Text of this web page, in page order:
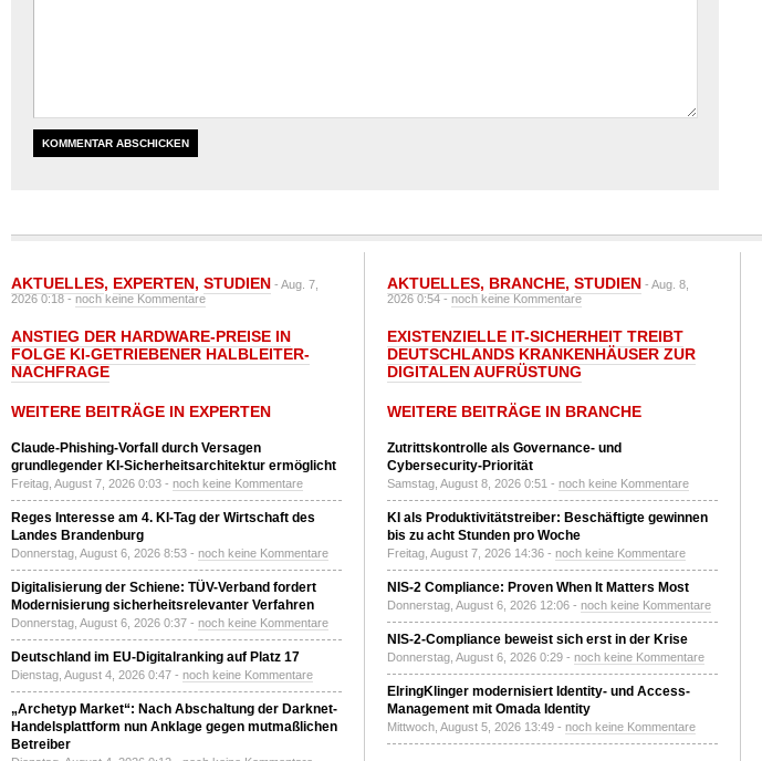
AKTUELLES, EXPERTEN, STUDIEN - Aug. 7,
2026 0:18 -noch keine Kommentare
ANSTIEG DER HARDWARE-PREISE IN
FOLGE KI-GETRIEBENER HALBLEITER-
NACHFRAGE
WEITERE BEITRÄGE IN EXPERTEN
Claude-Phishing-Vorfall durch Versagen
grundlegender KI-Sicherheitsarchitektur ermöglicht
Freitag, August 7, 2026 0:03 - noch keine Kommentare
Reges Interesse am 4. KI-Tag der Wirtschaft des
Landes Brandenburg
Donnerstag, August 6, 2026 8:53 - noch keine Kommentare
Digitalisierung der Schiene: TÜV-Verband fordert
Modernisierung sicherheitsrelevanter Verfahren
Donnerstag, August 6, 2026 0:37 - noch keine Kommentare
Deutschland im EU-Digitalranking auf Platz 17
Dienstag, August 4, 2026 0:47 - noch keine Kommentare
„Archetyp Market“: Nach Abschaltung der Darknet-
Handelsplattform nun Anklage gegen mutmaßlichen
Betreiber
AKTUELLES, BRANCHE, STUDIEN - Aug. 8,
2026 0:54 -noch keine Kommentare
EXISTENZIELLE IT-SICHERHEIT TREIBT
DEUTSCHLANDS KRANKENHÄUSER ZUR
DIGITALEN AUFRÜSTUNG
WEITERE BEITRÄGE IN BRANCHE
Zutrittskontrolle als Governance- und
Cybersecurity-Priorität
Samstag, August 8, 2026 0:51 - noch keine Kommentare
KI als Produktivitätstreiber: Beschäftigte gewinnen
bis zu acht Stunden pro Woche
Freitag, August 7, 2026 14:36 - noch keine Kommentare
NIS-2 Compliance: Proven When It Matters Most
Donnerstag, August 6, 2026 12:06 - noch keine Kommentare
NIS-2-Compliance beweist sich erst in der Krise
Donnerstag, August 6, 2026 0:29 - noch keine Kommentare
ElringKlinger modernisiert Identity- und Access-
Management mit Omada Identity
Mittwoch, August 5, 2026 13:49 - noch keine Kommentare